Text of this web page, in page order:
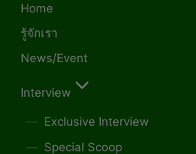
Home
รู้จักเรา
News/Event
Interview
Exclusive Interview
Special Scoop